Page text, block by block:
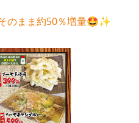
のまま約50％増量🤩✨